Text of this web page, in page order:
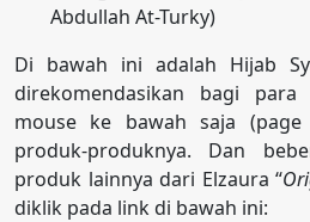
Abdullah At-Turky)
Di bawah ini adalah Hijab
direkomendasikan bagi
mouse ke bawah saja
produk-produknya. Dan
produk lainnya dari Elzaura “
diklik pada link di bawah ini: